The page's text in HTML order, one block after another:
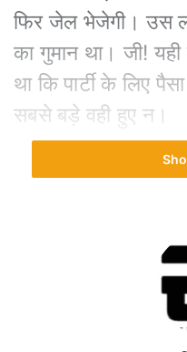
फिर जेल भेजेगी। उस
का गुमान था। जी!
था कि पार्टी के लिए
सबसे बड़े वही हुए न।